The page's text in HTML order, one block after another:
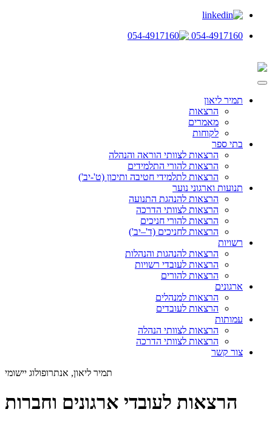
054-4917160
תמיר ליאון
הרצאות
מאמרים
לקוחות
בתי ספר
הרצאות לצוותי הוראה והנהלה
הרצאות להורי התלמידים
הרצאות לתלמידי חטיבה ותיכון (ט'-יב')
תנועות וארגוני נוער
הרצאות להנהגת התנועה
הרצאות לצוותי הדרכה
הרצאות להורי חניכים
הרצאות לחניכים (ד'–יב')
רשויות
הרצאות להנהגות והנהלות
הרצאות לעובדי רשויות
הרצאות להורים
ארגונים
הרצאות למנהלים
הרצאות לעובדים
עמותות
הרצאות לצוותי הנהלה
הרצאות לצוותי הדרכה
צור קשר
תמיר ליאון, אנתרופולוג יישומי
הרצאות לעובדי ארגונים וחברות